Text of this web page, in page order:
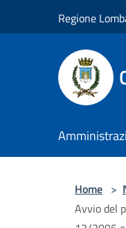
Regione
Home >
Avvio del